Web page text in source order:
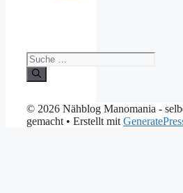
Suche
nach:
© 2026 Nähblog Manomania -
gemacht • Erstellt mit